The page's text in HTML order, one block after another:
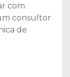
com
consultor
de